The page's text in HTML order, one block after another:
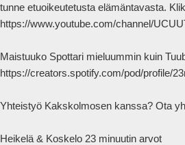
tunne etuoikeutetusta elämäntavasta.
https://www.youtube.com/channel/
Maistuuko Spottari mieluummin kuin
https://creators.spotify.com/pod/profile/
Yhteistyö Kakskolmosen kanssa? Ota
Heikelä & Koskelo 23 minuutin arvot